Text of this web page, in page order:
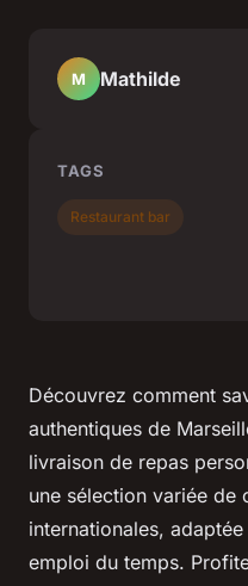
Découvrez comment
authentiques de
livraison de repas
une sélection variée de
internationales,
emploi du temps.
M Mathilde
TAGS
Restaurant bar